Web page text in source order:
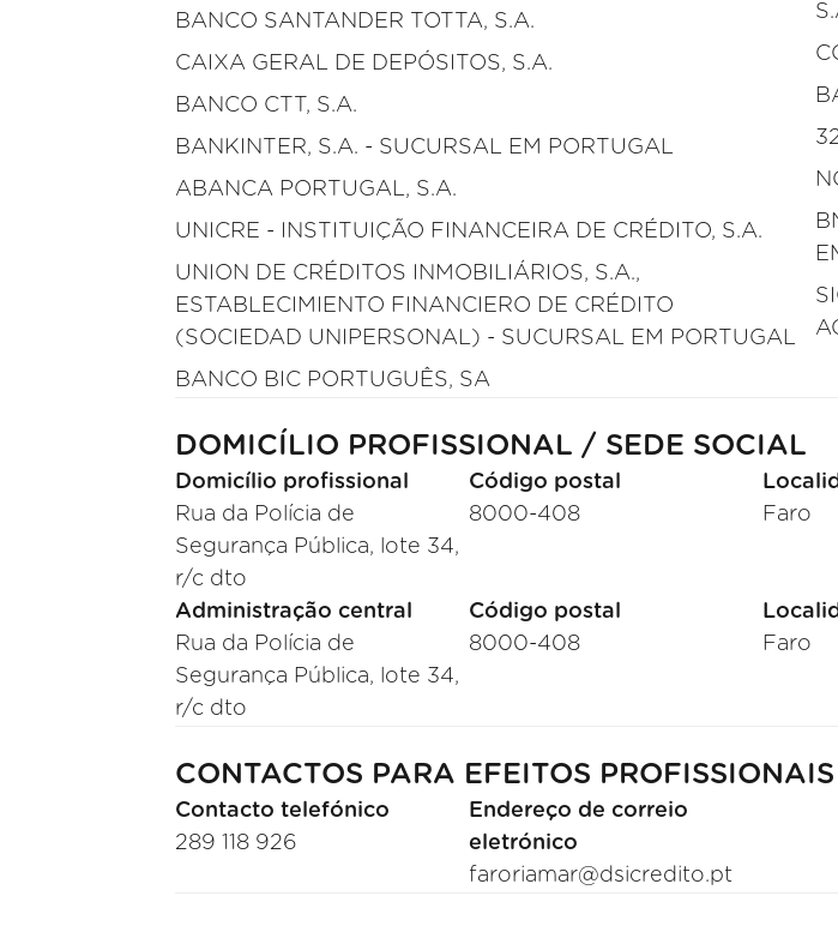
BANCO SANTANDER TOTTA, S.A.
CAIXA GERAL DE DEPÓSITOS, S.A.
BANCO CTT, S.A.
BANKINTER, S.A. - SUCURSAL EM PORTUGAL
ABANCA PORTUGAL, S.A.
UNICRE - INSTITUIÇÃO FINANCEIRA DE CRÉDITO, S.A.
UNION DE CRÉDITOS INMOBILIÁRIOS, S.A.,
ESTABLECIMIENTO FINANCIERO DE CRÉDITO
(SOCIEDAD UNIPERSONAL) - SUCURSAL EM PORTUGAL
BANCO BIC PORTUGUÊS, SA
DOMICÍLIO PROFISSIONAL / SEDE SOCIAL
Domicílio profissional
Rua da Polícia de
Segurança Pública, lote 34,
r/c dto
Código postal
8000-408
Faro
Administração central
Rua da Polícia de
Segurança Pública, lote 34,
r/c dto
Código postal
8000-408
Faro
CONTACTOS PARA EFEITOS PROFISSIONAIS
Contacto telefónico
289 118 926
Endereço de correio
eletrónico
faroriamar@dsicredito.pt